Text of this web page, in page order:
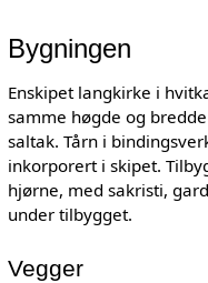
Bygningen
Enskipet langkirke i
samme høgde og
saltak. Tårn i
inkorporert i skipet.
hjørne, med sakristi,
under tilbygget.
Vegger